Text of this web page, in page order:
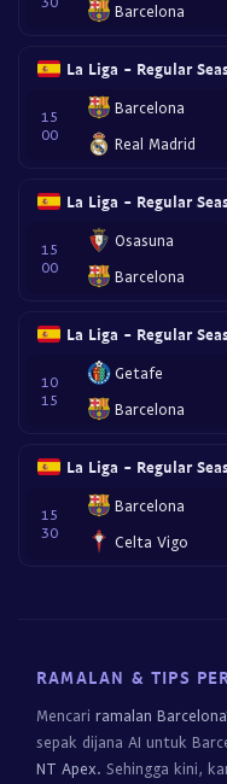
Barcelona
La Liga - Regular
15
00
Barcelona
Real Madrid
La Liga - Regular
15
00
Osasuna
Barcelona
La Liga - Regular
10
15
Getafe
Barcelona
La Liga - Regular
15
30
Barcelona
Celta Vigo
RAMALAN & TIPS
Mencari ramalan Barcelona
sepak dijana AI untuk
NT Apex. Sehingga kini,